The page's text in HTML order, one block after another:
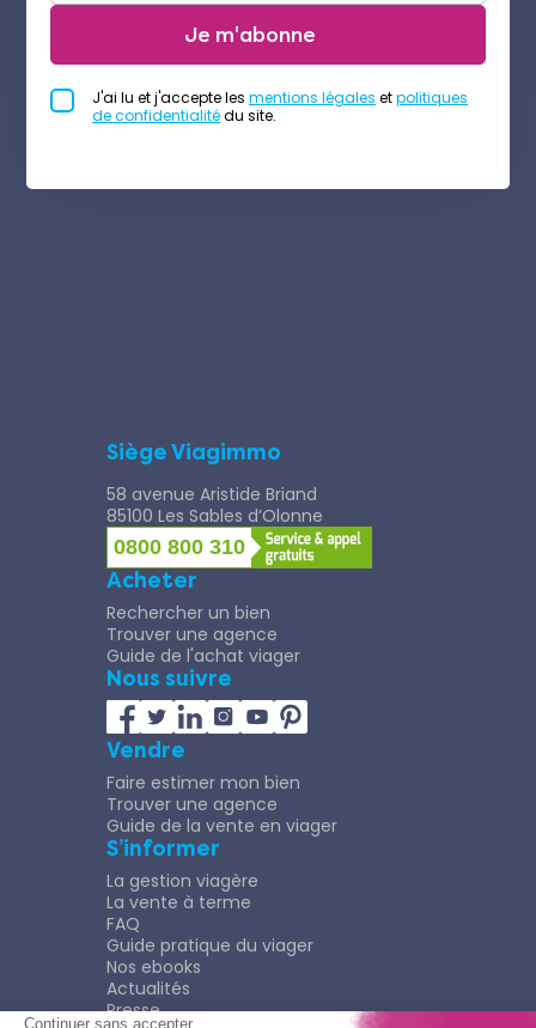
Je m'abonne
J'ai lu et j'accepte les mentions légales etpolitiques
de confidentialitédu site.
Siège Viagimmo
58 avenue Aristide Briand
85100 Les Sables d’Olonne
0800 800 310
Acheter
Rechercher un bien
Trouver une agence
Guide de l'achat viager
Nous suivre
Vendre
Faire estimer mon bien
Trouver une agence
Guide de la vente en viager
S’informer
La gestion viagère
La vente à terme
FAQ
Guide pratique du viager
Nos ebooks
Actualités
Presse